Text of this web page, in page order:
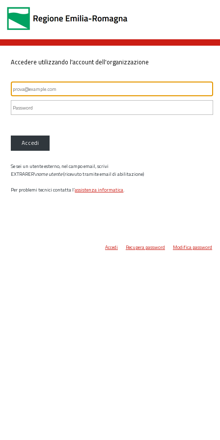
Accedere utilizzando l'account dell'organizzazione
Accedi
Se sei un utente esterno, nel campo email, scrivi
EXTRARER\nome utente(ricevuto tramite email di abilitazione)
Per problemi tecnici contatta l’assistenza informatica.
Accedi Recupera password Modifica password